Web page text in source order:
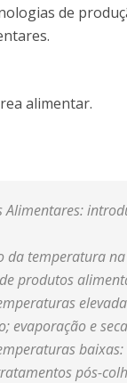
de
alimentar.
Alimentares:
da temperatura
produtos
evaporação e
pós-